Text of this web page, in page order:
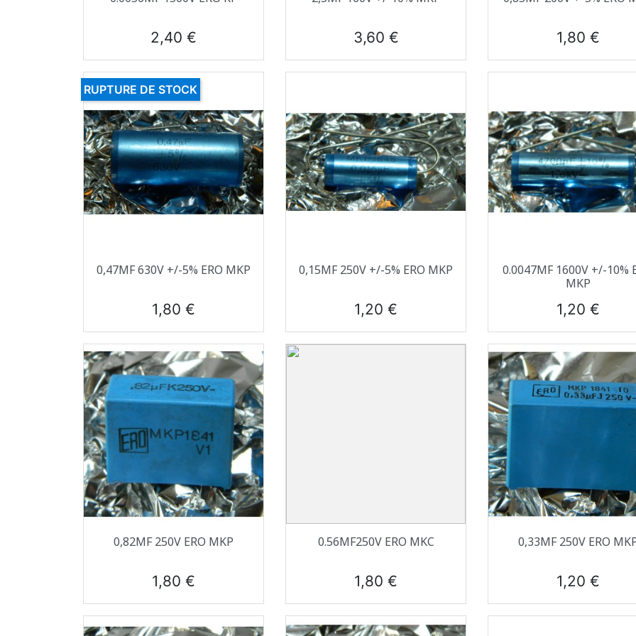
Prix
2,40 € Prix
3,60 € Prix
1,80 €
Aperçu rapide
0,47ΜF 630V +/-5% ERO MKP
Prix
1,80 €
RUPTURE DE STOCK
Aperçu rapide
0,15ΜF 250V +/-5% ERO MKP
Prix
1,20 €
Aperçu rapide
0.0047ΜF 1600V +/-10%
MKP
Prix
1,20 €
Aperçu rapide
0,82ΜF 250V ERO MKP
Prix
1,80 €
Aperçu rapide
0.56ΜF250V ERO MKC
Prix
1,80 €
Aperçu rapide
0,33ΜF 250V ERO
Prix
1,20 €